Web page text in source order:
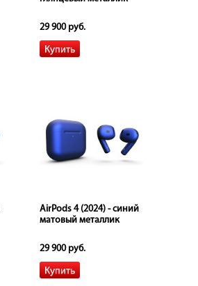
29 900 руб.
AirPods 4 (2024) - синий
матовый металлик
29 900 руб.